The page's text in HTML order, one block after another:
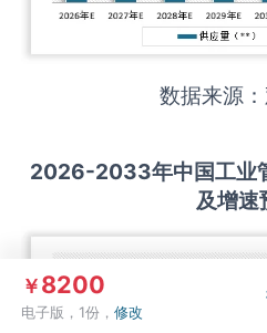
数据来源
2026-2033年中国工业
及增速
￥8200
电子版，1份，修改